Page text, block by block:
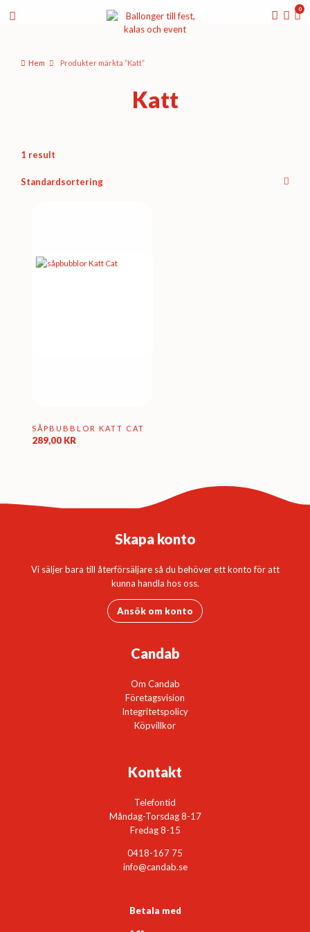
0
Hem Produkter märkta ”Katt”
Katt
1 result
SÅPBUBBLOR KATT CAT
289,00 KR
Skapa konto
Vi säljer bara till återförsäljare så du behöver ett konto för att
kunna handla hos oss.
Ansök om konto
Candab
Om Candab
Företagsvision
Integritetspolicy
Köpvillkor
Kontakt
Telefontid
Måndag-Torsdag 8-17
Fredag 8-15
0418-167 75
info@candab.se
Betala med